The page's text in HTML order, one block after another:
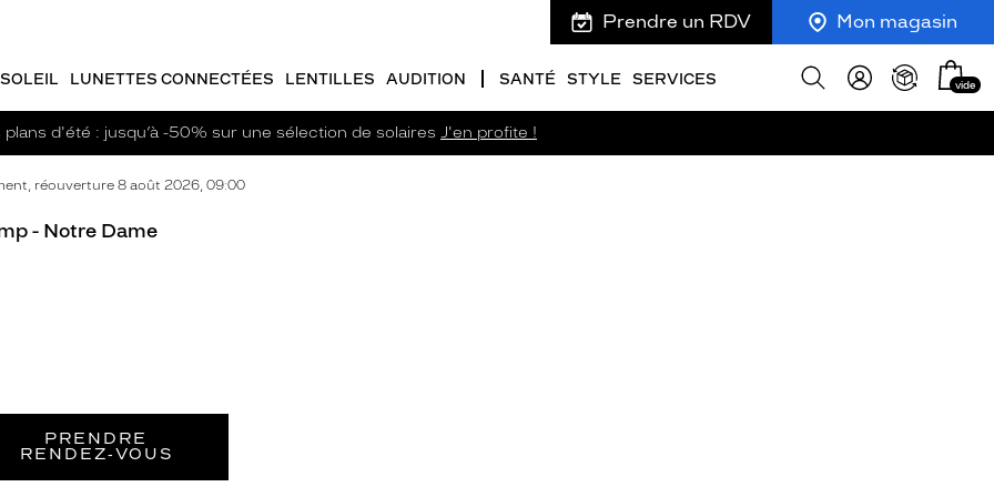
Prendre un RDV Mon magasin
LUNETTES CONNECTÉES LENTILLES AUDITION SANTÉ STYLE SERVICES
Afficher
Mon
panier
vide
plans d'été : jusqu’à -50% sur une sélection de solaires J'en profite !
réouverture 8 août 2026, 09:00
- Notre Dame
PRENDRE
RENDEZ‑VOUS